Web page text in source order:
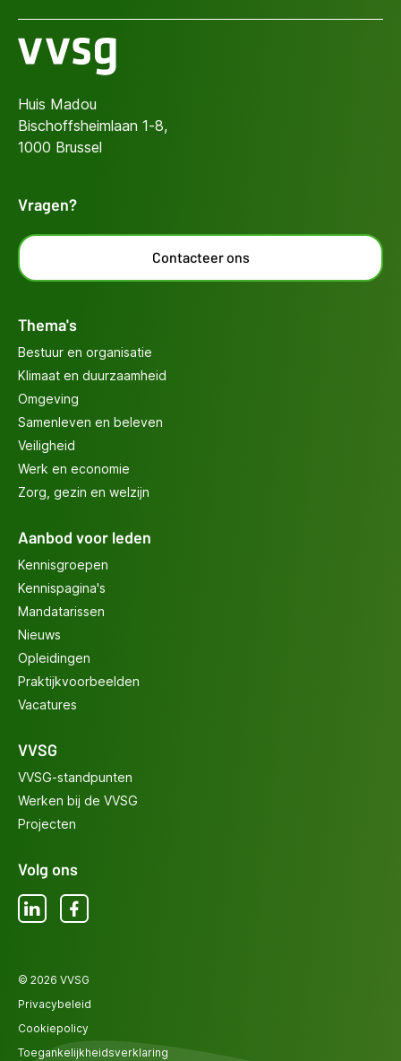
Huis Madou
Bischoffsheimlaan 1-8,
1000 Brussel
Vragen?
Contacteer ons
Thema's
Bestuur en organisatie
Klimaat en duurzaamheid
Omgeving
Samenleven en beleven
Veiligheid
Werk en economie
Zorg, gezin en welzijn
Aanbod voor leden
Kennisgroepen
Kennispagina's
Mandatarissen
Nieuws
Opleidingen
Praktijkvoorbeelden
Vacatures
VVSG
VVSG-standpunten
Werken bij de VVSG
Projecten
Volg ons
LinkedInFacebook
© 2026 VVSG
Privacybeleid
Cookiepolicy
Toegankelijkheidsverklaring